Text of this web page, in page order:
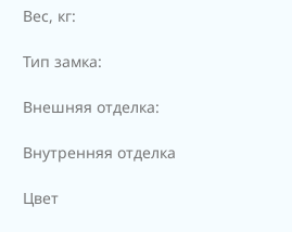
Вес, кг:
Тип замка:
Внешняя отделка:
Внутренняя отделка
Цвет